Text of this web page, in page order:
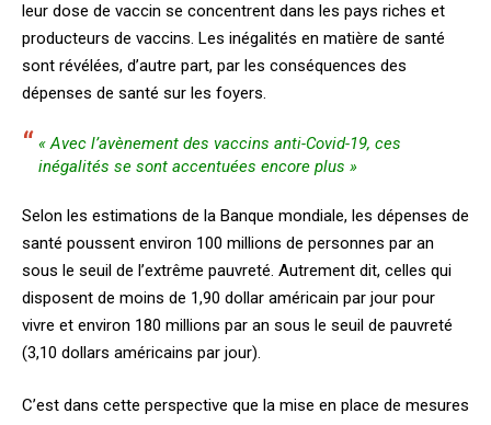
leur dose de vaccin se concentrent dans les pays riches et
producteurs de vaccins. Les inégalités en matière de santé
sont révélées, d’autre part, par les conséquences des
dépenses de santé sur les foyers.
« Avec l’avènement des vaccins anti-Covid-19, ces
inégalités se sont accentuées encore plus »
Selon les estimations de la Banque mondiale, les dépenses de
santé poussent environ 100 millions de personnes par an
sous le seuil de l’extrême pauvreté. Autrement dit, celles qui
disposent de moins de 1,90 dollar américain par jour pour
vivre et environ 180 millions par an sous le seuil de pauvreté
(3,10 dollars américains par jour).
C’est dans cette perspective que la mise en place de mesures